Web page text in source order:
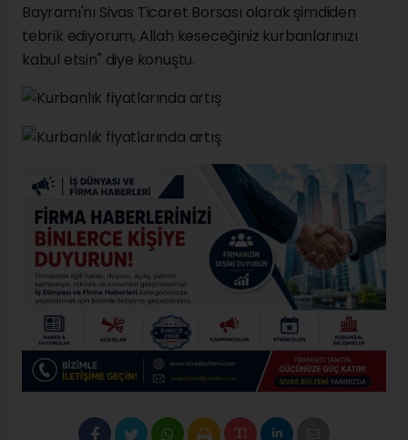
Bayramı'nı Sivas Ticaret Borsası olarak şimdiden
tebrik ediyorum, Allah keseceğiniz kurbanlarınızı
kabul etsin" diye konuştu.